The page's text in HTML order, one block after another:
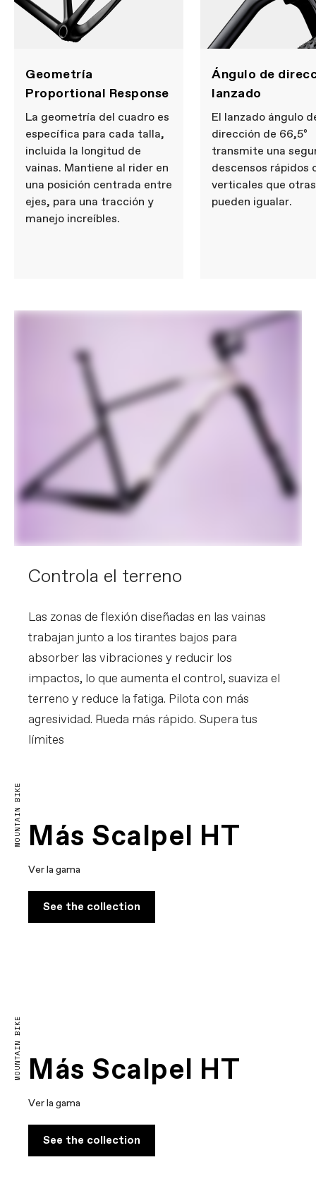
Geometría
Proportional Response
La geometría del cuadro es
específica para cada talla,
incluida la longitud de
vainas. Mantiene al rider en
una posición centrada entre
ejes, para una tracción y
manejo increíbles.
Ángulo de
lanzado
El lanzado ángulo
dirección de 66,5º
transmite una
descensos rápidos
verticales que
pueden igualar.
Controla el terreno
Las zonas de flexión diseñadas en las vainas
trabajan junto a los tirantes bajos para
absorber las vibraciones y reducir los
impactos, lo que aumenta el control, suaviza el
terreno y reduce la fatiga. Pilota con más
agresividad. Rueda más rápido. Supera tus
límites
MOUNTAIN BIKE Más Scalpel HT
Ver la gama
See the collection
MOUNTAIN BIKE Más Scalpel HT
Ver la gama
See the collection